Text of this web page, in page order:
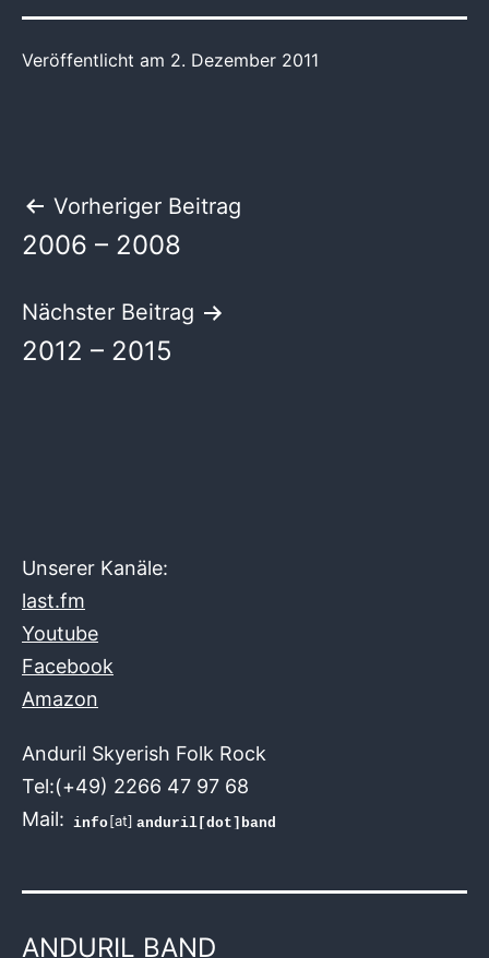
Veröffentlicht am 2. Dezember 2011
Beitragsnavigation
Vorheriger Beitrag
2006 – 2008
Nächster Beitrag
2012 – 2015
Unserer Kanäle:
last.fm
Youtube
Facebook
Amazon
Anduril Skyerish Folk Rock
Tel:(+49) 2266 47 97 68
Mail:
[at]
ANDURIL BAND